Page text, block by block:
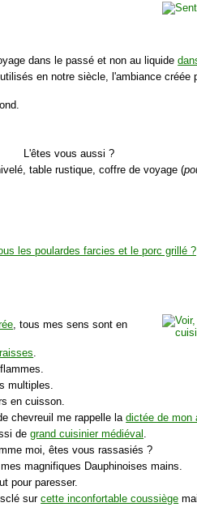
dans le passé et non au liquide
en notre siècle, l'ambiance créée
L'êtes vous aussi ?
table rustique, coffre de voyage (
, tous mes sens sont en
multiples.
en cuisson.
chevreuil me rappelle ladictée de mon
degrand cuisinier médiéval
moi, êtes vous rassasiés ?
magnifiques Dauphinoises mains.
pour paresser.
surcette inconfortable coussiège